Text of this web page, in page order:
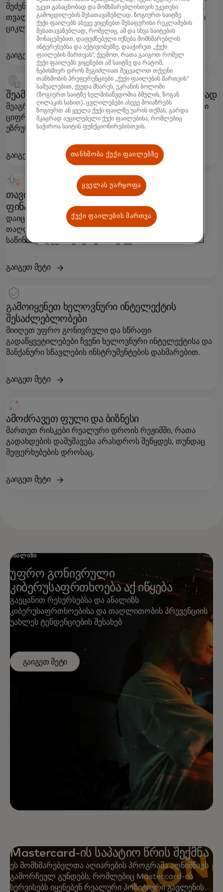
შეძენის შემდგომი მომსახურების გასაუმჯობესებლად,
თვალყური ადევნეთ დაბრუნებულ გადახდებს მთელი
ციკლის განმავლობაში.
გაიგეთ მეტი
შეამოწმეთ მომხმარებლები თავდაჯერებულად
შეაგროვეთ სრული ინფორმაცია კლიენტებზე ყოველი
ციფრული ურთიერთქმედებისას ნდობის
უზრუნველსაყოფად.
გაიგეთ მეტი
თავიდან აიცილეთ თაღლითობა და
ფინანსური დანაშაულები
დაიცავით ეკოსისტემა ბოროტმოქმედებისგან
თაღლითობისგან დაცვისა და ფულის გათეთრების
საწინააღმდეგო სერვისების მეშვეობით.
გაიგეთ მეტი
გამოიყენეთ ხელოვნური ინტელექტის
შესაძლებლობები
მიიღეთ უფრო გონივრული და სწრაფი
გადაწყვეტილებები ჩვენი ხელოვნური ინტელექტისა და
მანქანური სწავლების ინსტრუმენტების დახმარებით.
გაიგეთ მეტი
ამოძრავეთ ფული და ბიზნესი
მართეთ რისკები რეალური დროის რეჟიმში, რათა
გადახდების დამუშავება არასდროს შეწყდეს, თუნდაც
შეფერხებების დროსაც.
გაიგეთ მეტი
ᲐᲜᲐᲚᲘᲖᲘ
უფრო გონივრული
კიბერუსაფრთხოება აქ იწყება
გაეცანით რესურსებსა და ანალიზს
კიბერუსაფრთხოებისა და თაღლითობის პრევენციის
უახლეს ტენდენციების შესახებ
გაიგეთ მეტი
Mastercard-ის საპატიო წრის შექმნა
ეს მომხმარებელთა აღიარების პროგრამა აღნიშნავს
გამორჩეულ გუნდებს, რომლებიც Mastercard-ის
სერვისებს იყენებენ რეალური პოზიტიური გავლენის
უკეთ გასაცნობად და მომხმარებლისთვის უკეთესი
გამოცდილების შესათავაზებლად. ზოგიერთ საიტზე
ქუქი ფაილებს ასევე ვიყენებთ შესაფერისი რეკლამების
შესათავაზებლად, რომელიც, ამ და სხვა საიტების
მონაცემებით, დაფუძნებული იქნება მომხმარებლის
ინტერესებსა და აქტივობებზე. დააჭირეთ „ქუქი
ფაილების მართვას“, ქვემოთ, რათა გაიგოთ რომელ
ქუქი ფაილებს ვიყენებთ ამ საიტზე და რატომ.
ნებისმიერ დროს შეგიძლიათ შეცვალოთ თქვენი
თანხმობის პრეფერენციები „ქუქი ფაილების მართვის“
საშუალებით, ქვედა მხარეს, ეკრანის ბოლოში
(ზოგიერთ საიტზე ხელმისაწვდომია ბმულის, ზოგან
ღილაკის სახით). ცვლილებები ასევე მოიაზრებს
ზოგიერთ ან ყველა ქუქი ფაილზე უარის თქმას, გარდა
მკაცრად აუცილებელი ქუქი ფაილებისა, რომლებიც
საჭიროა საიტის ფუნქციონირებისთვის.
თანხმობა ქუქი ფაილებზე
ყველას უარყოფა
ქუქი ფაილების მართვა